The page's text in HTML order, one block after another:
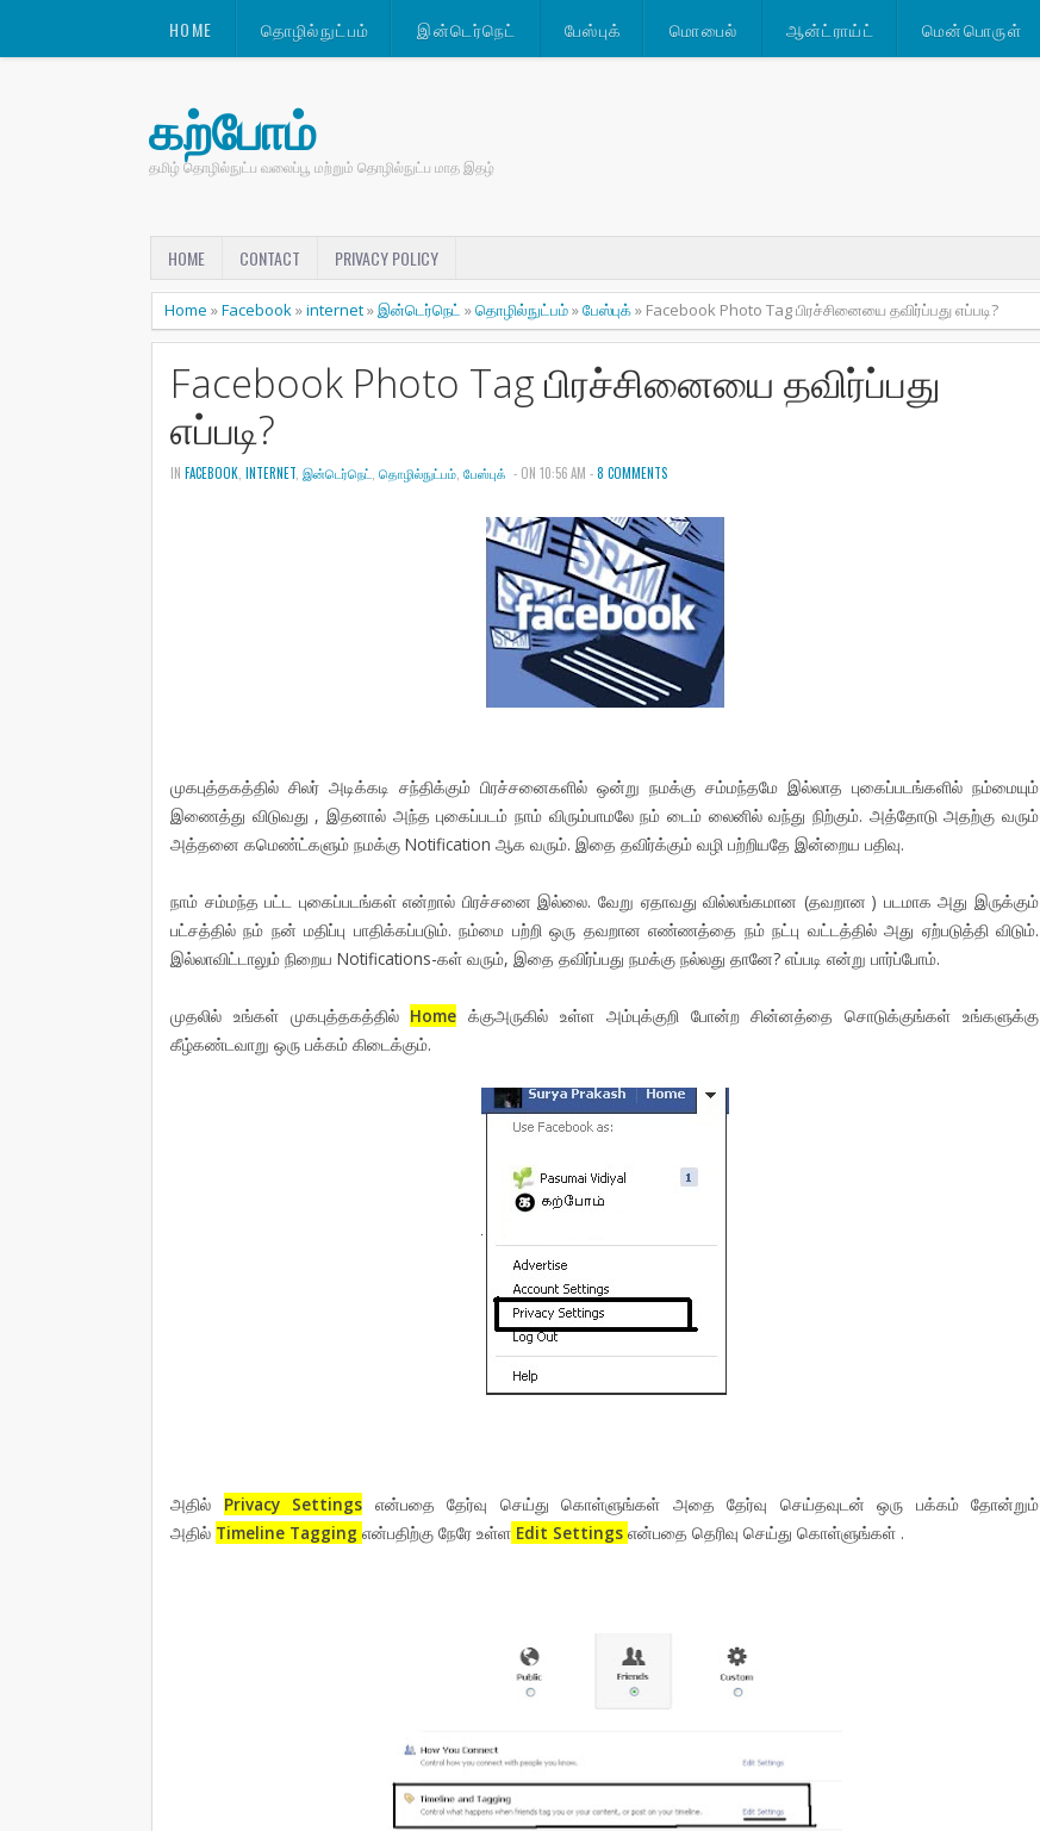
HOME தொழில்நுட்பம் இன்டெர்நெட் பேஸ்புக் மொபைல் ஆன்ட்ராய்ட் மென்பொருள்
கற்போம்
தமிழ் தொழில்நுட்ப வலைப்பூ மற்றும் தொழில்நுட்ப மாத இதழ்
HOME CONTACT PRIVACY POLICY
Home »Facebook»internet»இன்டெர்நெட் »தொழில்நுட்பம்»பேஸ்புக்» Facebook Photo Tag பிரச்சினையை தவிர்ப்பது எப்படி?
Facebook Photo Tag பிரச்சினையை தவிர்ப்பது
எப்படி?
IN FACEBOOK INTERNET இன்டெர்நெட் தொழில்நுட்பம் பேஸ்புக் - ON 10:56 AM -8 COMMENTS
முகபுத்தகத்தில் சிலர் அடிக்கடி சந்திக்கும் பிரச்சனைகளில் ஒன்று நமக்கு சம்மந்தமே இல்லாத புகைப்படங்களில் நம்மையும்
இணைத்து விடுவது , இதனால் அந்த புகைப்படம் நாம் விரும்பாமலே நம் டைம் லைனில் வந்து நிற்கும். அத்தோடு அதற்கு வரும்
அத்தனை கமெண்ட்களும் நமக்கு Notification ஆக வரும். இதை தவிர்க்கும் வழி பற்றியதே இன்றைய பதிவு.
நாம் சம்மந்த பட்ட புகைப்படங்கள் என்றால் பிரச்சனை இல்லை. வேறு ஏதாவது வில்லங்கமான (தவறான ) படமாக அது இருக்கும்
பட்சத்தில் நம் நன் மதிப்பு பாதிக்கப்படும். நம்மை பற்றி ஒரு தவறான எண்ணத்தை நம் நட்பு வட்டத்தில் அது ஏற்படுத்தி விடும்.
இல்லாவிட்டாலும் நிறைய Notifications-கள் வரும், இதை தவிர்ப்பது நமக்கு நல்லது தானே? எப்படி என்று பார்ப்போம்.
முதலில் உங்கள் முகபுத்தகத்தில் Home க்குஅருகில் உள்ள அம்புக்குறி போன்ற சின்னத்தை சொடுக்குங்கள் உங்களுக்கு
கீழ்கண்டவாறு ஒரு பக்கம் கிடைக்கும்.
அதில் Privacy Settings என்பதை தேர்வு செய்து கொள்ளுங்கள் அதை தேர்வு செய்தவுடன் ஒரு பக்கம் தோன்றும்
அதில் Timeline Tagging என்பதிற்கு நேரே உள்ள Edit Settings என்பதை தெரிவு செய்து கொள்ளுங்கள் .